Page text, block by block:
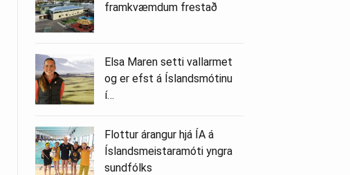
framkvæmdum frestað
Elsa Maren setti vallarmet
og er efst á Íslandsmótinu
í…
Flottur árangur hjá ÍA á
Íslandsmeistaramóti yngra
sundfólks